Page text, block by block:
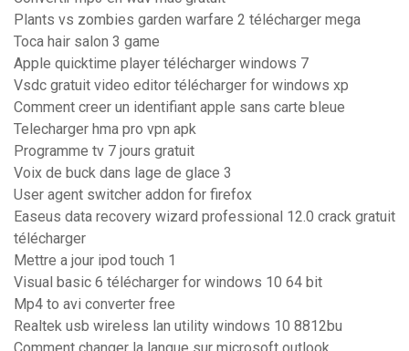
Plants vs zombies garden warfare 2 télécharger mega
Toca hair salon 3 game
Apple quicktime player télécharger windows 7
Vsdc gratuit video editor télécharger for windows xp
Comment creer un identifiant apple sans carte bleue
Telecharger hma pro vpn apk
Programme tv 7 jours gratuit
Voix de buck dans lage de glace 3
User agent switcher addon for firefox
Easeus data recovery wizard professional 12.0 crack gratuit
télécharger
Mettre a jour ipod touch 1
Visual basic 6 télécharger for windows 10 64 bit
Mp4 to avi converter free
Realtek usb wireless lan utility windows 10 8812bu